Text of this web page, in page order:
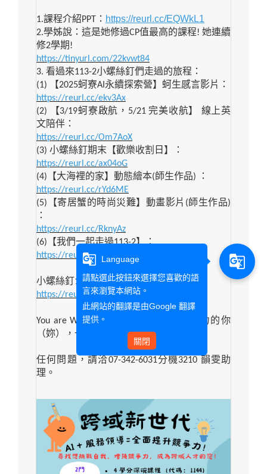
1.課程介紹PPT ： https://reurl.cc/EQWkL1
2.學姊說：這是她修過CP值最高的課程! 她連續
修2學期!
https://tinyurl.com/22kvwt84
3. 看過來113-2小螺絲釘們走過的旅程：
(1)
【2025蚵寮AI 永續探索營】蚵生感言影片：
https://reurl.cc/ekv3Ax
(2)
【3/19蚵寮啟航， 5/21 完美收航】
線上英
文陪伴：
https://reurl.cc/Om7AoX
(3) 小螺絲釘期末【歡樂收割日】：
https://reurl.cc/ax04oG
(4) 【大海裡的家】動態繪本(師生作品)
：
https://reurl.cc/rYd6ME
(5) 【寄居蟹的時尚災難】動畫影片 (師生作品)
：
https://reurl.cc/RknyAz
(6) 【我們一起走過113-2】：
https://reurl.cc/ax043Q
小螺絲釘114-1課程FB連結：
https://reurl.cc/9noGmX
You are Wanted!
歡迎有熱情、有行動力的你
（妳），一起加入小螺絲釘的行列！
任何問題，請洽07-342-6031分機3210 韻雯助
理。
g_translate
Language
請點選此按鈕來選擇您喜歡的語
言來瀏覽本網站。
此網站的翻譯是由Google 翻譯
提供。
關閉
g_translate